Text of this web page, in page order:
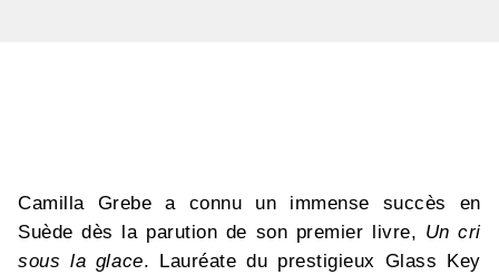
Camilla Grebe a connu un immense succès en
Suède dès la parution de son premier livre, Un cri
sous la glace. Lauréate du prestigieux Glass Key